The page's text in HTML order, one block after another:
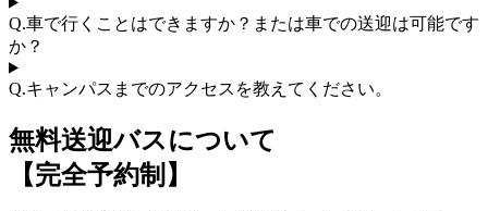
Q.車で行くことはできますか？または車での送迎は可能です
か？
Q.キャンパスまでのアクセスを教えてください。
無料送迎バスについて
【完全予約制】